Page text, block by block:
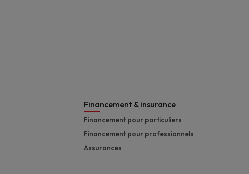
Financement & insurance
Financement pour particuliers
Financement pour professionnels
Assurances